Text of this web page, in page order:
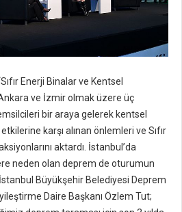
Enerji Binalar ve Kentsel
ve İzmir olmak üzere üç
bir araya gelerek kentsel
karşı alınan önlemleri ve Sıfır
aktardı. İstanbul’da
neden olan deprem de oturumun
Büyükşehir Belediyesi Deprem
Daire Başkanı Özlem Tut;